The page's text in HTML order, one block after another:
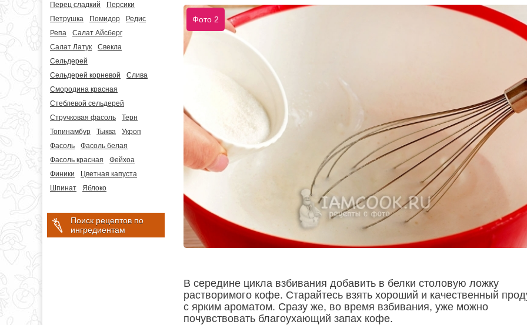
Перец сладкий
Персики
Петрушка
Помидор
Редис
Репа
Салат Айсберг
Салат Латук
Свекла
Сельдерей
Сельдерей корневой
Слива
Смородина красная
Стеблевой сельдерей
Стручковая фасоль
Терн
Топинамбур
Тыква
Укроп
Фасоль
Фасоль белая
Фасоль красная
Фейхоа
Финики
Цветная капуста
Шпинат
Яблоко
Поиск рецептов по
ингредиентам
Фото 2
В середине цикла взбивания добавить в белки столовую ложку
растворимого кофе. Старайтесь взять хороший и качественный
с ярким ароматом. Сразу же, во время взбивания, уже можно
почувствовать благоухающий запах кофе.